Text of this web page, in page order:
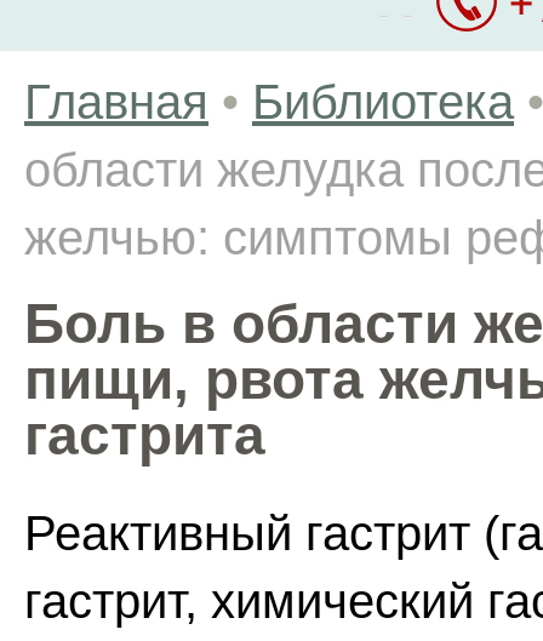
Главная • Библиотека •
области желудка
желчью: симптомы
Боль в области
пищи, рвота
гастрита
Реактивный гастрит
гастрит, химический